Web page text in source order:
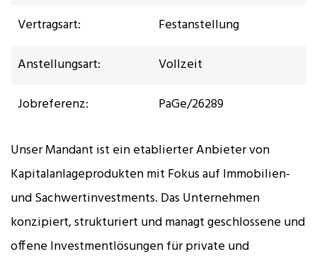
Vertragsart:
Festanstellung
Anstellungsart:
Vollzeit
Jobreferenz:
PaGe/26289
Unser Mandant ist ein etablierter Anbieter von
Kapitalanlageprodukten mit Fokus auf Immobilien-
und Sachwertinvestments. Das Unternehmen
konzipiert, strukturiert und managt geschlossene und
offene Investmentlösungen für private und